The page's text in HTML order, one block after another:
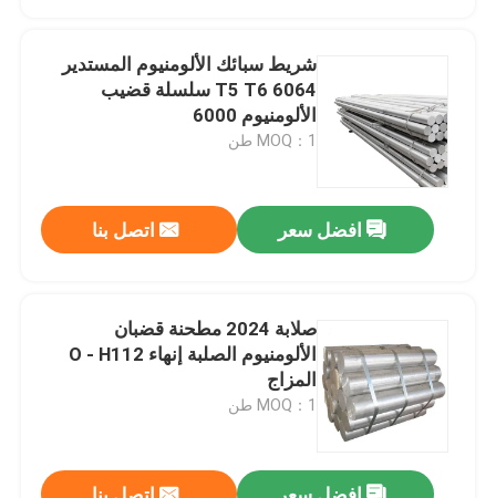
شريط سبائك الألومنيوم المستدير
6064 T5 T6 سلسلة قضيب
الألومنيوم 6000
MOQ：1 طن
افضل سعر اتصل بنا
صلابة 2024 مطحنة قضبان
الألومنيوم الصلبة إنهاء O - H112
المزاج
MOQ：1 طن